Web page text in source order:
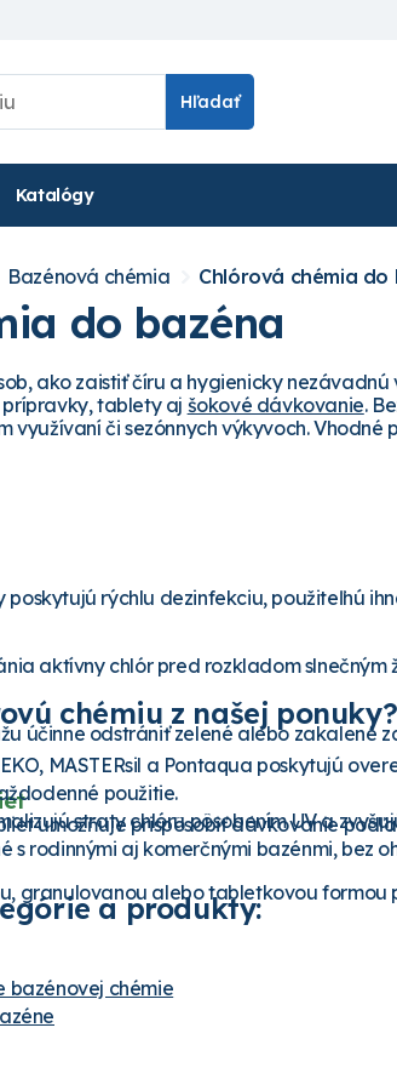
Hľadať
Katalógy
Bazénová chémia Chlórová chémia do
do bazéna
ako zaistiť číru a hygienicky nezávadnú
tablety aj šokové dávkovanie.
využívaní či sezónnych výkyvoch. Vhodné
poskytujú rýchlu dezinfekciu, použiteľnú
aktívny chlór pred rozkladom
účinne odstrániť zelené alebo zakalené
umožňuje prispôsobiť dávkovanie
granulovanou alebo tabletkovou
chémiu z našej ponuky?
MASTERsil a Pontaqua poskytujú
použitie.
straty chlóru pôsobením UV a
s rodinnými aj komerčnými bazénmi, bez
a produkty:
chémie